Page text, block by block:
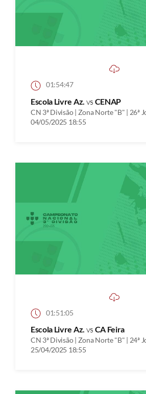
01:54:47
Escola Livre Az. vs CENAP
CN 3ª Divisão | Zona Norte "B" | 26ª
04/05/2025 18:55
01:51:05
Escola Livre Az. vs CA Feira
CN 3ª Divisão | Zona Norte "B" | 24ª
25/04/2025 18:55